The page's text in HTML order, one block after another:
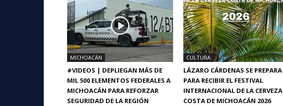
MICHOACÁN
#VIDEOS | DEPLIEGAN MÁS DE
MIL 500 ELEMENTOS FEDERALES A
MICHOACÁN PARA REFORZAR
SEGURIDAD DE LA REGIÓN
CULTURA
LÁZARO CÁRDENAS SE PREPARA
PARA RECIBIR EL FESTIVAL
INTERNACIONAL DE LA CERVEZA
COSTA DE MICHOACÁN 2026